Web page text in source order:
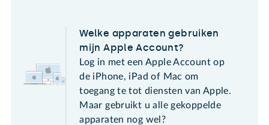
Welke apparaten gebruiken
mijn Apple Account?
Log in met een Apple Account op
de iPhone, iPad of Mac om
toegang te tot diensten van Apple.
Maar gebruikt u alle gekoppelde
apparaten nog wel?